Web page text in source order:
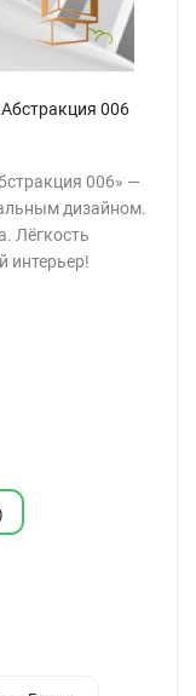
006
006» —
дизайном.
Лёгкость
интерьер!